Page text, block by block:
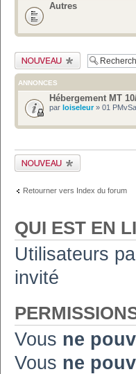
Autres
Publier un nouveau
sujet
ANNONCES
Hébergement MT
par loiseleur» 01
Publier un nouveau
sujet
Retourner vers Index du forum
QUI EST EN
Utilisateurs
invité
Vous ne
Vous ne